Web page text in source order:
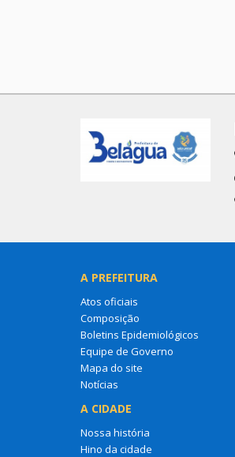
A PREFEITURA
Atos oficiais
Composição
Boletins Epidemiológicos
Equipe de Governo
Mapa do site
Notícias
A CIDADE
Nossa história
Hino da cidade